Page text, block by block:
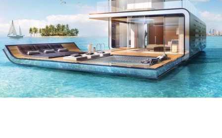
Bingöl
Bitlis
Bolu
Burdur
Bursa